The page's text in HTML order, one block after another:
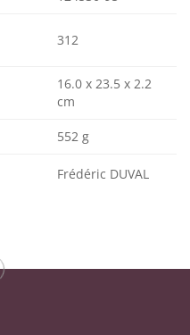
312
16.0 x 23.5 x 2.2
cm
552 g
Frédéric DUVAL